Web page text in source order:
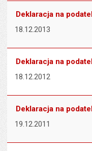
Deklaracja na
18.12.2013
Deklaracja na
18.12.2012
Deklaracja na
19.12.2011